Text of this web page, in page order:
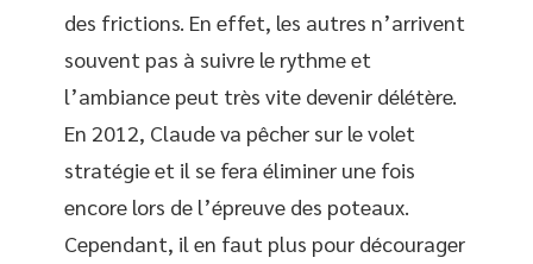
des frictions. En effet, les autres n’arrivent
souvent pas à suivre le rythme et
l’ambiance peut très vite devenir délétère.
En 2012, Claude va pêcher sur le volet
stratégie et il se fera éliminer une fois
encore lors de l’épreuve des poteaux.
Cependant, il en faut plus pour décourager